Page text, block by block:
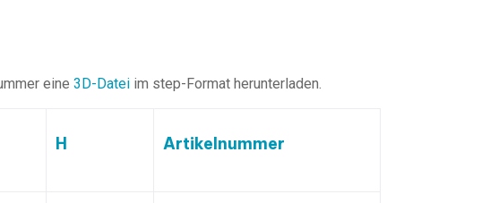
eine 3D-Datei im step-Format herunterladen.
H Artikelnummer